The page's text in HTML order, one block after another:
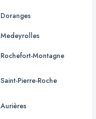
Doranges
Medeyrolles
Rochefort-Montagne
Saint-Pierre-Roche
Aurières